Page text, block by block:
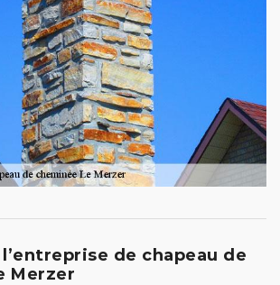
de chapeau de
Merzer